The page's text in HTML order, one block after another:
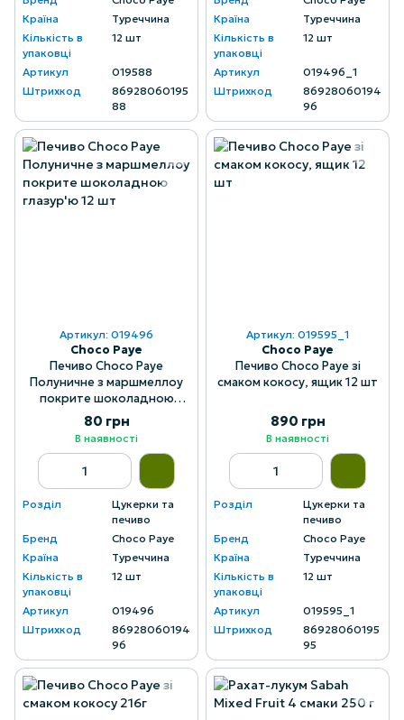
Країна
Туреччина
Кількість в
упаковці
12 шт
Артикул
019588
Штрихкод
86928060195
88
Країна
Туреччина
Кількість в
упаковці
12 шт
Артикул
019496_1
Штрихкод
86928060194
96
Артикул: 019496
Choco Paye
Печиво Choco Paye
Полуничне з маршмеллоу
покрите шоколадною
глазур'ю 12 шт
80 грн
В наявності
Розділ
Цукерки та
печиво
Бренд
Choco Paye
Країна
Туреччина
Кількість в
упаковці
12 шт
Артикул
019496
Штрихкод
86928060194
96
Артикул: 019595_1
Choco Paye
Печиво Choco Paye зі
смаком кокосу, ящик 12 шт
890 грн
В наявності
Розділ
Цукерки та
печиво
Бренд
Choco Paye
Країна
Туреччина
Кількість в
упаковці
12 шт
Артикул
019595_1
Штрихкод
86928060195
95